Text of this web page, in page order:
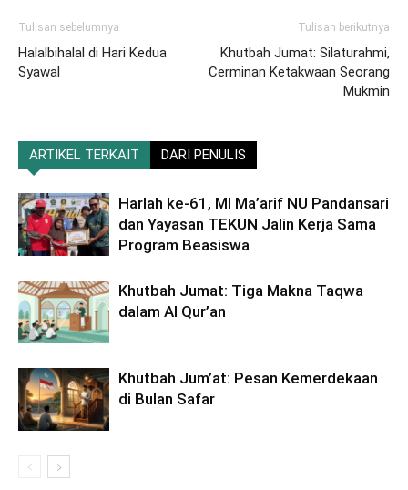
Tulisan sebelumnya
Halalbihalal di Hari Kedua
Syawal
Tulisan berikutnya
Khutbah Jumat: Silaturahmi,
Cerminan Ketakwaan Seorang
Mukmin
ARTIKEL TERKAIT DARI PENULIS
Harlah ke-61, MI Ma’arif NU Pandansari
dan Yayasan TEKUN Jalin Kerja Sama
Program Beasiswa
Khutbah Jumat: Tiga Makna Taqwa
dalam Al Qur’an
Khutbah Jum’at: Pesan Kemerdekaan
di Bulan Safar